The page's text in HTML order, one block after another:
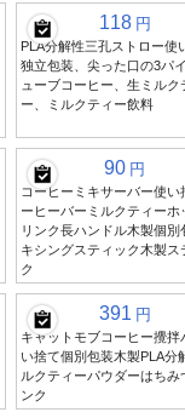
118 円
PLA分解性三孔ストロー使
独立包装、尖った口の3パ
ューブコーヒー、生ミルク
ー、ミルクティー飲料
90 円
コーヒーミキサーバー使い
ーヒーバーミルクティーホ
リンク長ハンドル木製個別
キシングスティック木製ス
ク
391 円
キャットモブコーヒー攪拌
い捨て個別包装木製PLA分
ルクティーパウダーはちみ
ンク